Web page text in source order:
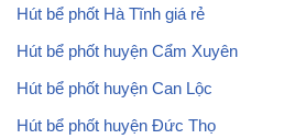
Hút bể phốt Hà Tĩnh giá rẻ
Hút bể phốt huyện Cẩm Xuyên
Hút bể phốt huyện Can Lộc
Hút bể phốt huyện Đức Thọ